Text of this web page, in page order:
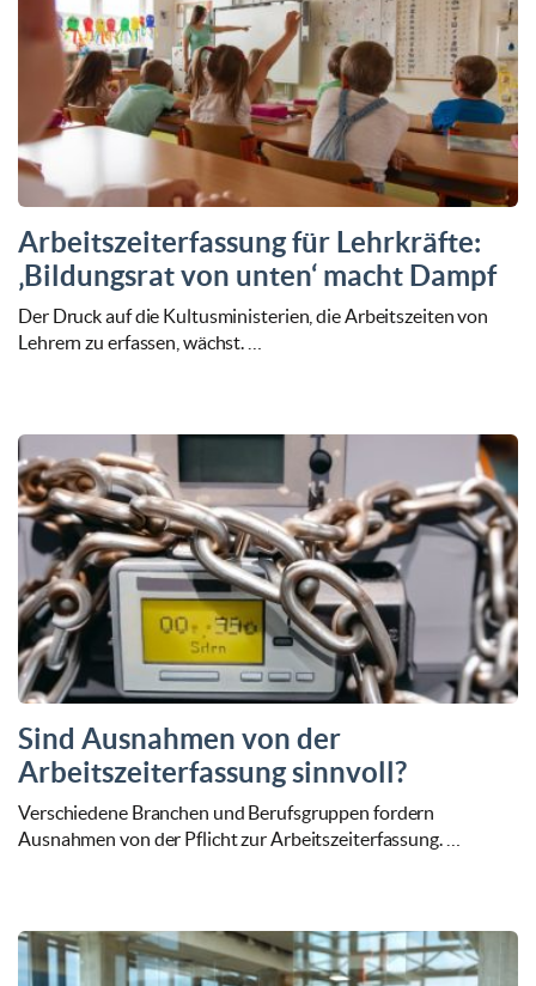
Arbeitszeiterfassung für Lehrkräfte:
‚Bildungsrat von unten‘ macht Dampf
Der Druck auf die Kultusministerien, die Arbeitszeiten von
Lehrern zu erfassen, wächst. …
Sind Ausnahmen von der
Arbeitszeiterfassung sinnvoll?
Verschiedene Branchen und Berufsgruppen fordern
Ausnahmen von der Pflicht zur Arbeitszeiterfassung. …